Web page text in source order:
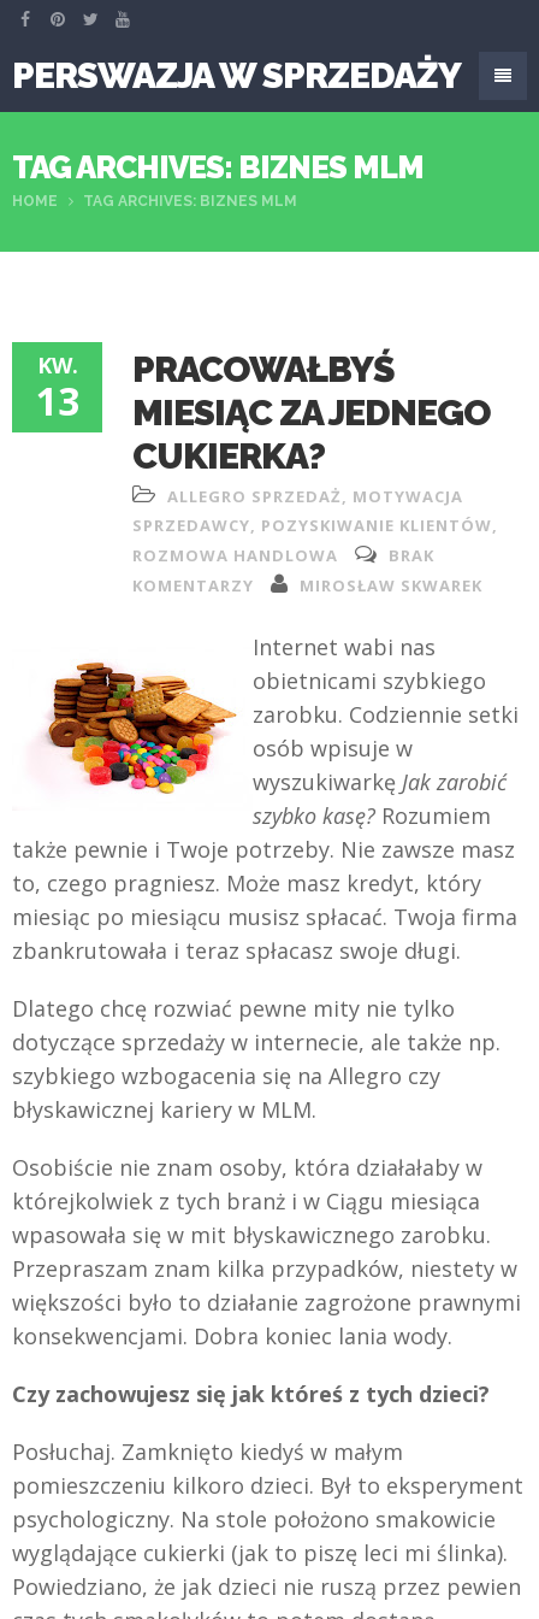
PERSWAZJA W SPRZEDAŻY
TAG ARCHIVES: BIZNES MLM
HOME TAG ARCHIVES: BIZNES MLM
KW.
13
PRACOWAŁBYŚ
MIESIĄC ZA JEDNEGO
CUKIERKA?
ALLEGRO SPRZEDAŻ, MOTYWACJA
SPRZEDAWCY, POZYSKIWANIE KLIENTÓW,
ROZMOWA HANDLOWA
BRAK
KOMENTARZY
MIROSŁAW SKWAREK
Internet wabi nas
obietnicami szybkiego
zarobku. Codziennie setki
osób wpisuje w
wyszukiwarkę Jak zarobić
szybko kasę? Rozumiem
także pewnie i Twoje potrzeby. Nie zawsze masz
to, czego pragniesz. Może masz kredyt, który
miesiąc po miesiącu musisz spłacać. Twoja firma
zbankrutowała i teraz spłacasz swoje długi.
Dlatego chcę rozwiać pewne mity nie tylko
dotyczące sprzedaży w internecie, ale także np.
szybkiego wzbogacenia się na Allegro czy
błyskawicznej kariery w MLM.
Osobiście nie znam osoby, która działałaby w
którejkolwiek z tych branż i w Ciągu miesiąca
wpasowała się w mit błyskawicznego zarobku.
Przepraszam znam kilka przypadków, niestety w
większości było to działanie zagrożone prawnymi
konsekwencjami. Dobra koniec lania wody.
Czy zachowujesz się jak któreś z tych dzieci?
Posłuchaj. Zamknięto kiedyś w małym
pomieszczeniu kilkoro dzieci. Był to eksperyment
psychologiczny. Na stole położono smakowicie
wyglądające cukierki (jak to piszę leci mi ślinka).
Powiedziano, że jak dzieci nie ruszą przez pewien